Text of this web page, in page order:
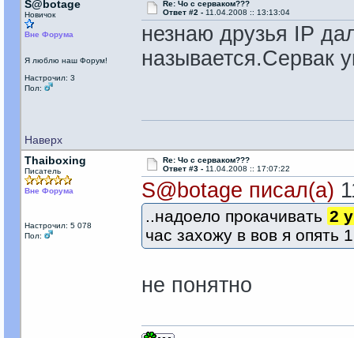
S@botage
Новичок
Вне Форума
Я люблю наш Форум!
Настрочил: 3
Пол:
Re: Чо с серваком???
Ответ #2 - 11.04.2008 :: 13:13:04
незнаю друзья IP
называется.Сервак
Наверх
Thaiboxing
Писатель
Вне Форума
Настрочил: 5 078
Пол:
Re: Чо с серваком???
Ответ #3 - 11.04.2008 :: 17:07:22
S@botage писал(а)
..надоело прокачивать 2
час захожу в вов я опять
не понятно